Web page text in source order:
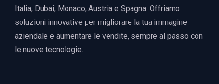
Italia, Dubai, Monaco, Austria e Spagna. Offriamo
soluzioni innovative per migliorare la tua immagine
aziendale e aumentare le vendite, sempre al passo con
le nuove tecnologie.